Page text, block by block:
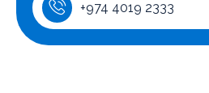
+974 4019 2333